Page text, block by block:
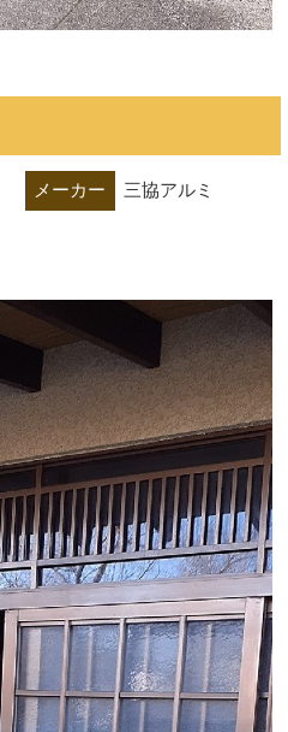
メーカー 三協アルミ